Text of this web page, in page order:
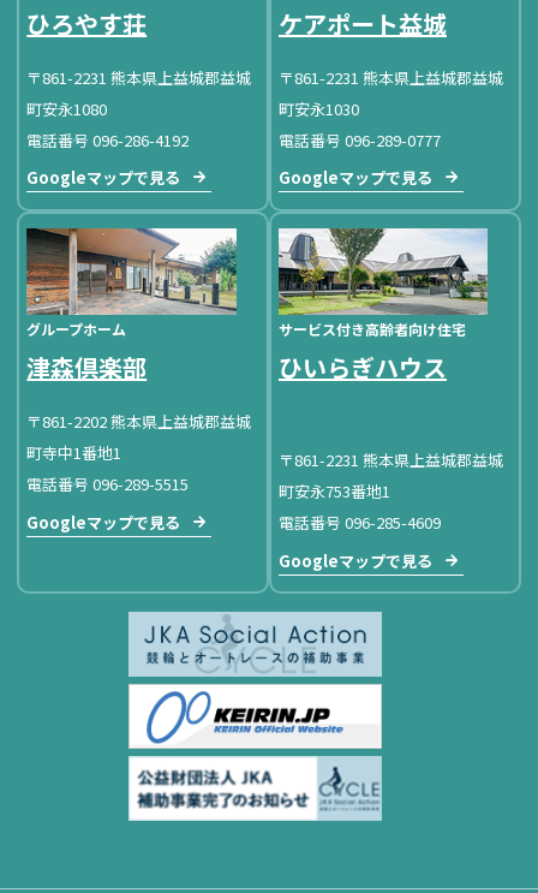
ひろやす荘
〒861-2231 熊本県上益城郡益城
町安永1080
電話番号 096-286-4192
Googleマップで見る
ケアポート益城
〒861-2231 熊本県上益城郡益城
町安永1030
電話番号 096-289-0777
Googleマップで見る
グループホーム
津森倶楽部
〒861-2202 熊本県上益城郡益城
町寺中1番地1
電話番号 096-289-5515
Googleマップで見る
サービス付き高齢者向け住宅
ひいらぎハウス
〒861-2231 熊本県上益城郡益城
町安永753番地1
電話番号 096-285-4609
Googleマップで見る